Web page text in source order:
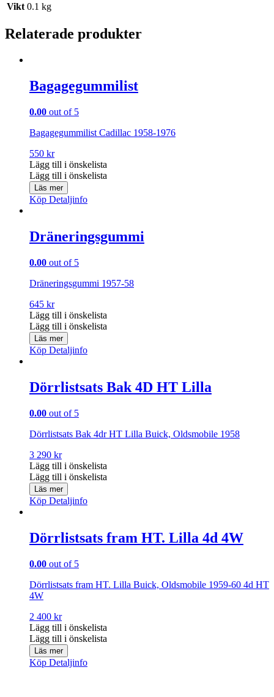
Vikt 0.1 kg
Relaterade produkter
Bagagegummilist
0.00 out of 5
Bagagegummilist Cadillac 1958-1976
550 kr
Lägg till i önskelista
Lägg till i önskelista
Läs mer
Köp Detaljinfo
Dräneringsgummi
0.00 out of 5
Dräneringsgummi 1957-58
645 kr
Lägg till i önskelista
Lägg till i önskelista
Läs mer
Köp Detaljinfo
Dörrlistsats Bak 4D HT Lilla
0.00 out of 5
Dörrlistsats Bak 4dr HT Lilla Buick, Oldsmobile 1958
3 290 kr
Lägg till i önskelista
Lägg till i önskelista
Läs mer
Köp Detaljinfo
Dörrlistsats fram HT. Lilla 4d 4W
0.00 out of 5
Dörrlistsats fram HT. Lilla Buick, Oldsmobile 1959-60 4d HT
4W
2 400 kr
Lägg till i önskelista
Lägg till i önskelista
Läs mer
Köp Detaljinfo